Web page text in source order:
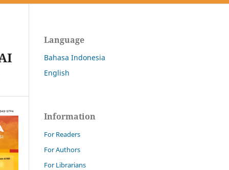
Language
Bahasa Indonesia
English
Information
For Readers
For Authors
For Librarians